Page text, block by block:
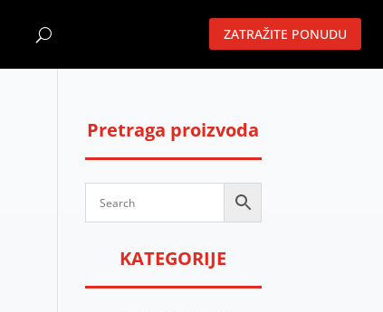
ZATRAŽITE PONUDU
Pretraga proizvoda
KATEGORIJE